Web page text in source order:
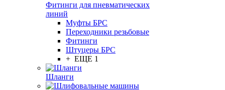
Фитинги для пневматических
линий
Муфты БРС
Переходники резьбовые
Фитинги
Штуцеры БРС
+ ЕЩЕ 1
Шланги